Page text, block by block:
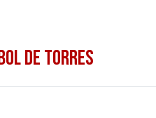
de Torres